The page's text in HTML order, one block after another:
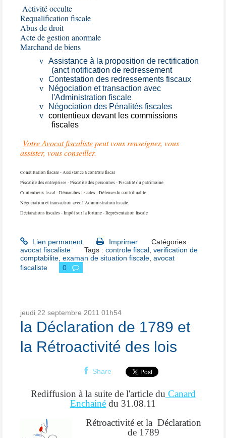
Activité occulte
Requalification fiscale
Abus de droit
Acte de gestion anormale
Marchand de biens
v Assistance à la proposition de rectification
(anct notification de redressement
v Contestation des redressements fiscaux
v
Négociation et transaction avec
l'Administration fiscale
v
Négociation des Pénalités fiscales
v contentieux devant les commissions
fiscales
Votre Avocat fiscalistepeut vous renseigner, vous
assister, vous conseiller.
Consultation fiscale - Assistance à contrôle fiscal
Fiscalité des entreprises - Fiscalité des personnes - Fiscalité du patrimoine
Contentieux fiscal - Démarches fiscales - Défense du contribuable
Négociation et transaction avec l'Administration fiscale
Déclarations fiscales - Impôt sur la fortune - Représentation fiscale
Lien permanent Imprimer
Catégories :
avocat fiscaliste
Tags :controle fiscal ,verification de
comptabilite examan de situation fiscale avocat
fiscaliste
0
jeudi 22 septembre 2011 01h54
la Déclaration de 1789 et
la Rétroactivité des lois
Share
Rediffusion à la suite de l'article du Canard
Enchainé du 31.08.11
Rétroactivité et la Déclaration
de 1789